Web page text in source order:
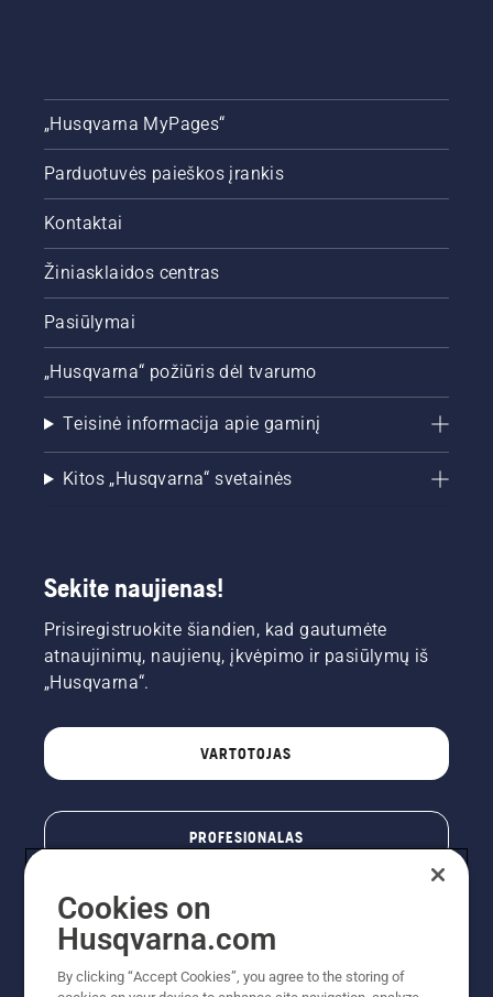
„Husqvarna MyPages“
Parduotuvės paieškos įrankis
Kontaktai
Žiniasklaidos centras
Pasiūlymai
„Husqvarna“ požiūris dėl tvarumo
Teisinė informacija apie gaminį
Kitos „Husqvarna“ svetainės
Sekite naujienas!
Prisiregistruokite šiandien, kad gautumėte
atnaujinimų, naujienų, įkvėpimo ir pasiūlymų iš
„Husqvarna“.
VARTOTOJAS
PROFESIONALAS
Cookies on
Husqvarna.com
By clicking “Accept Cookies”, you agree to the storing of